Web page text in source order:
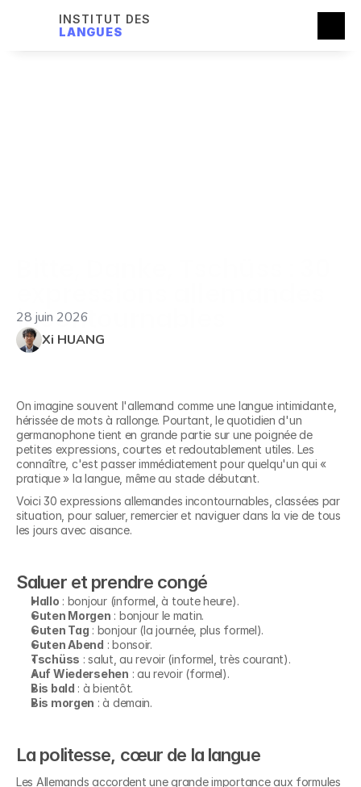
INSTITUT DES
LANGUES
incontournables
Xi HUANG
28 juin 2026
On imagine souvent l'allemand comme une langue intimidante,
hérissée de mots à rallonge. Pourtant, le quotidien d'un
germanophone tient en grande partie sur une poignée de
petites expressions, courtes et redoutablement utiles. Les
connaître, c'est passer immédiatement pour quelqu'un qui «
pratique » la langue, même au stade débutant.
Voici 30 expressions allemandes incontournables, classées par
situation, pour saluer, remercier et naviguer dans la vie de tous
les jours avec aisance.
Saluer et prendre congé
Hallo : bonjour (informel, à toute heure).
Guten Morgen : bonjour le matin.
Guten Tag : bonjour (la journée, plus formel).
Guten Abend : bonsoir.
Tschüss : salut, au revoir (informel, très courant).
Auf Wiedersehen : au revoir (formel).
Bis bald : à bientôt.
Bis morgen : à demain.
La politesse, cœur de la langue
Les Allemands accordent une grande importance aux formules